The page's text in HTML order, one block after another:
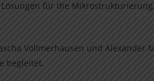
für die Mikrostrukturierung
Vollmerhausen und Alexander
begleitet.